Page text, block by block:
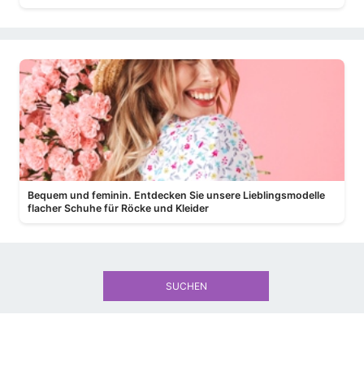
Bequem und feminin. Entdecken Sie unsere Lieblingsmodelle
flacher Schuhe für Röcke und Kleider
SUCHEN